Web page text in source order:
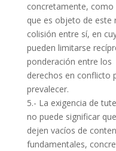
concretamente, como
que es objeto de este
colisión entre sí, en
pueden limitarse
ponderación entre los
derechos en conflicto
prevalecer.
5.- La exigencia de
no puede significar
dejen vacíos de
fundamentales,